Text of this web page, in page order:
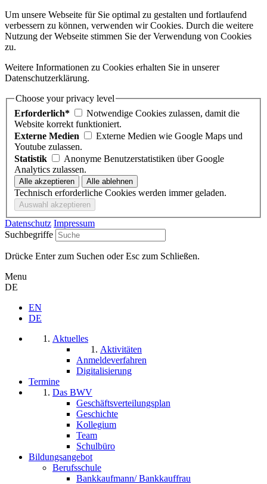
Um unsere Webseite für Sie optimal zu gestalten und fortlaufend
verbessern zu können, verwenden wir Cookies. Durch die weitere
Nutzung der Webseite stimmen Sie der Verwendung von Cookies
zu.
Weitere Informationen zu Cookies erhalten Sie in unserer
Datenschutzerklärung.
Choose your privacy level
Erforderlich*
Notwendige Cookies zulassen, damit die
Website korrekt funktioniert.
Externe Medien
Externe Medien wie Google Maps und
Youtube zulassen.
Statistik
Anonyme Benutzerstatistiken über Google
Analytics zulassen.
Technisch erforderliche Cookies werden immer geladen.
Datenschutz Impressum
Suchbegriffe
Drücke Enter zum Suchen oder Esc zum Schließen.
Menu
DE
EN
DE
Aktuelles
Aktivitäten
Anmeldeverfahren
Digitalisierung
Termine
Das BWV
Geschäftsverteilungsplan
Geschichte
Kollegium
Team
Schulbüro
Bildungsangebot
Berufsschule
Bankkaufmann/ Bankkauffrau